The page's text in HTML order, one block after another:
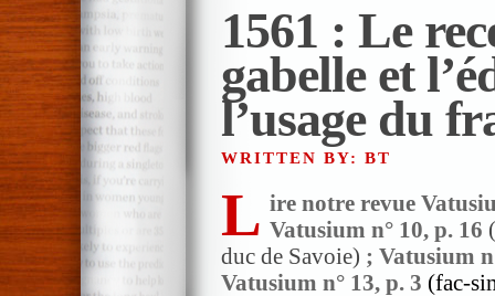
1561 : Le
gabelle et
l’usage du
WRITTEN BY: BT
L ire notre revue
Vatusium n° 10, p. 16
duc de Savoie) ; Vatusium
Vatusium n° 13, p. 3 (fac-